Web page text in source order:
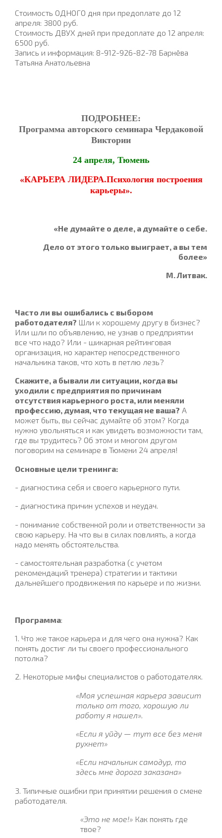
Стоимость ОДНОГО дня при предоплате до 12
апреля: 3800 руб.
Стоимость ДВУХ дней при предоплате до 12 апреля:
6500 руб.
Запись и информация: 8-912-926-82-78 Барнёва
Татьяна Анатольевна
ПОДРОБНЕЕ:
Программа авторского семинара Чердаковой
Виктории
24 апреля, Тюмень
«КАРЬЕРА ЛИДЕРА.Психология построения
карьеры».
«Не думайте о деле, а думайте о себе.
Дело от этого только выиграет, а вы тем
более»
М. Литвак.
Часто ли вы ошибались с выбором
работодателя? Шли к хорошему другу в бизнес?
Или шли по объявлению, не узнав о предприятии
все что надо? Или - шикарная рейтинговая
организация, но характер непосредственного
начальника таков, что хоть в петлю лезь?
Скажите, а бывали ли ситуации, когда вы
уходили с предприятия по причинам
отсутствия карьерного роста, или меняли
профессию, думая, что текущая не ваша? А
может быть, вы сейчас думайте об этом? Когда
нужно увольняться и как увидеть возможности там,
где вы трудитесь? Об этом и многом другом
поговорим на семинаре в Тюмени 24 апреля!
Основные цели тренинга:
- диагностика себя и своего карьерного пути.
- диагностика причин успехов и неудач.
- понимание собственной роли и ответственности за
свою карьеру. На что вы в силах повлиять, а когда
надо менять обстоятельства.
- самостоятельная разработка (с учетом
рекомендаций тренера) стратегии и тактики
дальнейшего продвижения по карьере и по жизни.
Программа:
1. Что же такое карьера и для чего она нужна? Как
понять достиг ли ты своего профессионального
потолка?
2. Некоторые мифы специалистов о работодателях.
«Моя успешная карьера зависит
только от того, хорошую ли
работу я нашел».
«Если я уйду — тут все без меня
рухнет»
«Если начальник самодур, то
здесь мне дорога заказана»
3. Типичные ошибки при принятии решения о смене
работодателя.
«Это не мое!» Как понять где
твое?